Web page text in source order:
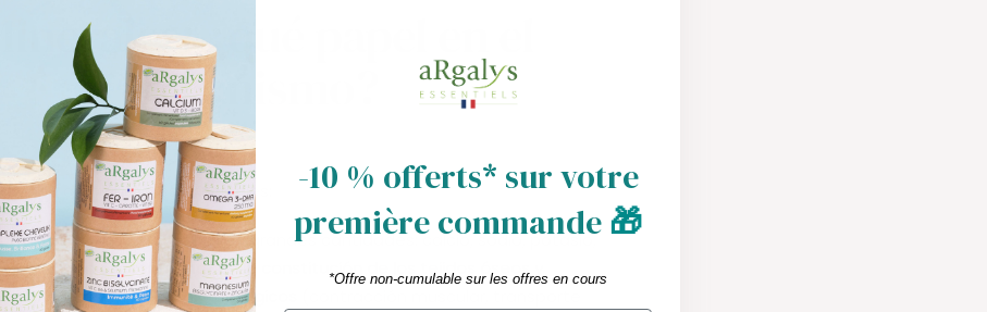
Minerales: ¿qué papel en el
organismo?
tienen dos funciones principales:
' (los presentes en grandes cantidades: calcio, sodio, potasio,
participan directamente en la constitución de los tejidos óseos y
numerosos procesos fisiológicos
-10 % offerts* sur votre
première commande🎁
*Offre non-cumulable sur les offres en cours